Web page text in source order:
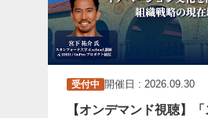
受付中 開催日 : 2026.09.30
【オンデマンド視聴】